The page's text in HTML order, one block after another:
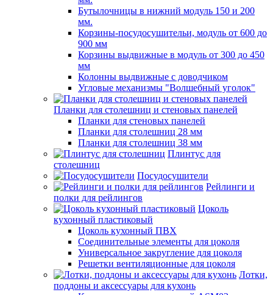
Бутылочницы в нижний модуль 150 и 200
мм.
Корзины-посудосушительи, модуль от 600 до
900 мм
Корзины выдвижные в модуль от 300 до 450
мм
Колонны выдвижные с доводчиком
Угловые механизмы "Волшебный уголок"
Планки для столешниц и стеновых панелей
Планки для стеновых панелей
Планки для столешниц 28 мм
Планки для столешниц 38 мм
Плинтус для
столешниц
Посудосушители
Рейлинги и
полки для рейлингов
Цоколь
кухонный пластиковый
Цоколь кухонный ПВХ
Соединительные элементы для цоколя
Универсальное закругление для цоколя
Решетки вентиляционные для цоколя
Лотки,
поддоны и аксессуары для кухонь